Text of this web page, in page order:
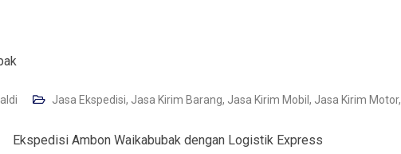
aldi Jasa Ekspedisi, Jasa Kirim Barang, Jasa Kirim Mobil , Jasa Kirim Motor,
Ekspedisi Ambon Waikabubak dengan Logistik Express